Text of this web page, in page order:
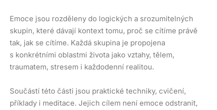
Emoce jsou rozděleny do logických a srozumitelných
skupin, které dávají kontext tomu, proč se cítíme právě
tak, jak se cítíme. Každá skupina je propojena
s konkrétními oblastmi života jako vztahy, tělem,
traumatem, stresem i každodenní realitou.
Součástí této části jsou praktické techniky, cvičení,
příklady i meditace. Jejich cílem není emoce odstranit,